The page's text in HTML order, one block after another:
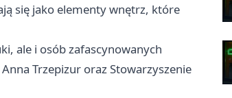
się jako elementy wnętrz, które
ale i osób zafascynowanych
Trzepizur oraz Stowarzyszenie